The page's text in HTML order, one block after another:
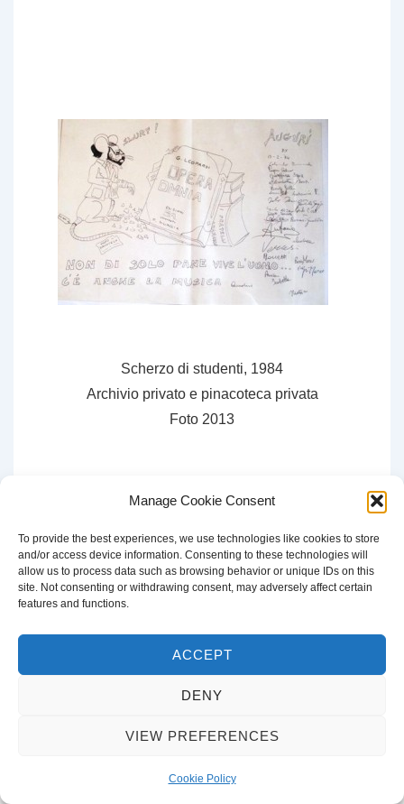
Manage Cookie Consent
To provide the best experiences, we use technologies like cookies to store
and/or access device information. Consenting to these technologies will
allow us to process data such as browsing behavior or unique IDs on this
site. Not consenting or withdrawing consent, may adversely affect certain
features and functions.
ACCEPT
DENY
VIEW PREFERENCES
Cookie Policy
Scherzo di studenti, 1984
Archivio privato e pinacoteca privata
Foto 2013
CERCA
Cerca:
Copyright © 2026Francesco Di Ciaccia | Sviluppato da